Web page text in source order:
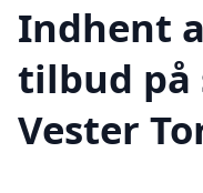
Indhent
tilbud på
Vester